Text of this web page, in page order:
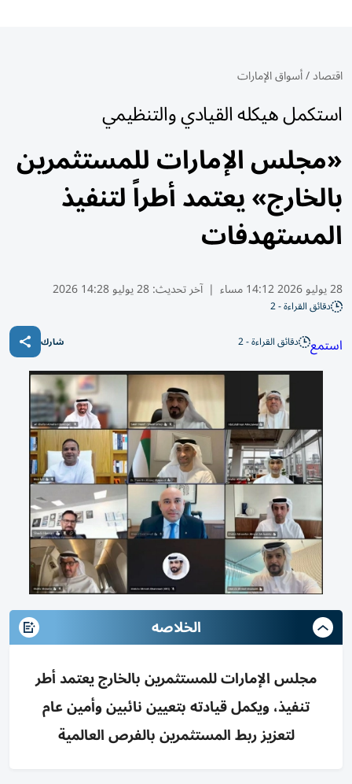
اقتصاد/أسواق الإمارات
استكمل هيكله القيادي والتنظيمي
«مجلس الإمارات للمستثمرين
بالخارج» يعتمد أطراً لتنفيذ
المستهدفات
28 يوليو 2026 14:12 مساء | آخر تحديث:28 يوليو 14:28 2026
دقائق القراءة - 2
استمع دقائق القراءة - 2 شارك
الخلاصه
مجلس الإمارات للمستثمرين بالخارج يعتمد أطر
تنفيذ، ويكمل قيادته بتعيين نائبين وأمين عام
لتعزيز ربط المستثمرين بالفرص العالمية